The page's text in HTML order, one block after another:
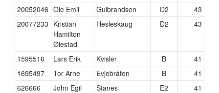
20052046 Ole Emil Gulbrandsen D2
43
20077233 Kristian
Hamilton
Øiestad
Hesleskaug D2 43
1595516 Lars Erik Kvisler B
41
1695497
Tor Arne Evjebråten B
41
626666
John Egil Stanes E2
41